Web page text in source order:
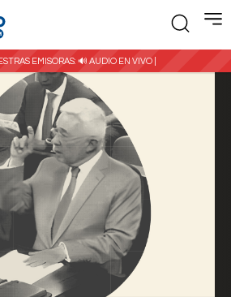
EMISORAS: 🔊 AUDIO EN VIVO |